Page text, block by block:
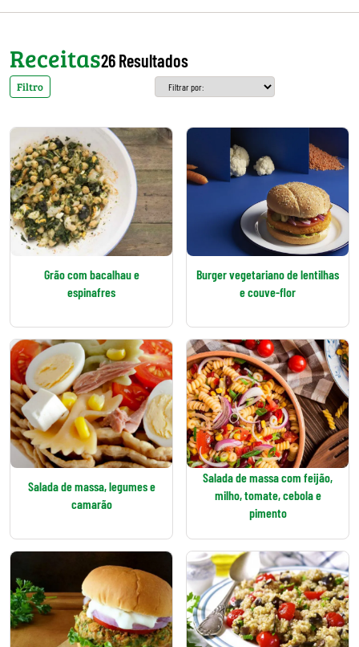
Receitas26 Resultados
Filtro
Grão com bacalhau e
espinafres
Burger vegetariano de lentilhas
e couve-flor
Salada de massa, legumes e
camarão
Salada de massa com feijão,
milho, tomate, cebola e
pimento